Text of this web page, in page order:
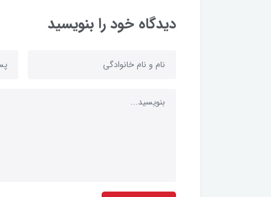
دیدگاه خود را بنویسید